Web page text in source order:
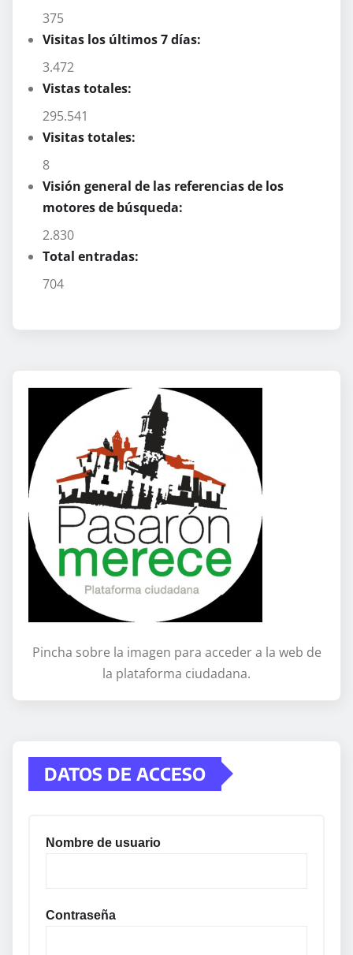
375
Visitas los últimos 7 días:
3.472
Vistas totales:
295.541
Visitas totales:
8
Visión general de las referencias de los
motores de búsqueda:
2.830
Total entradas:
704
Pincha sobre la imagen para acceder a la web de
la plataforma ciudadana.
DATOS DE ACCESO
Nombre de usuario
Contraseña